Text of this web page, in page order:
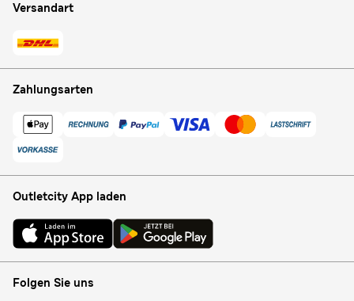
Versandart
Zahlungsarten
Outletcity App laden
Folgen Sie uns